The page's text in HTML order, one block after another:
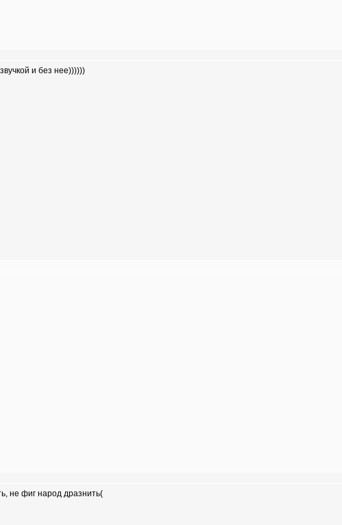
и без нее))))))
не фиг народ дразнить(